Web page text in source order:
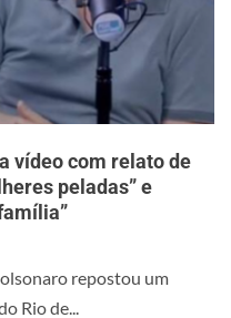
vídeo com relato de
peladas” e
repostou um
Rio de...